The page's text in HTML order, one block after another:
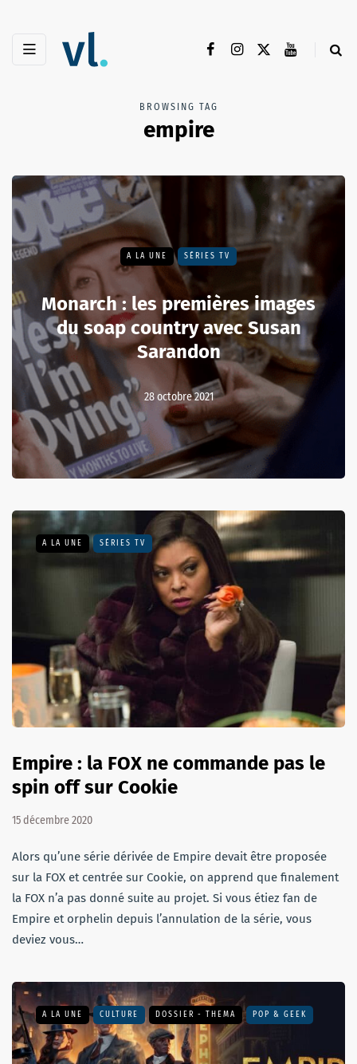
BROWSING TAG
empire
A LA UNE SÉRIES TV
Monarch : les premières images
du soap country avec Susan
Sarandon
28 octobre 2021
A LA UNE SÉRIES TV
Empire : la FOX ne commande pas le
spin off sur Cookie
15 décembre 2020
Alors qu’une série dérivée de Empire devait être proposée
sur la FOX et centrée sur Cookie, on apprend que finalement
la FOX n’a pas donné suite au projet. Si vous étiez fan de
Empire et orphelin depuis l’annulation de la série, vous
deviez vous…
A LA UNE CULTURE DOSSIER - THEMA POP & GEEK